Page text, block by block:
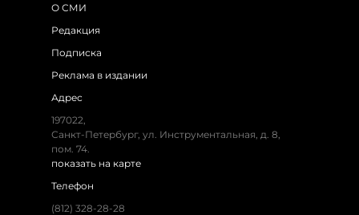
О СМИ
Редакция
Подписка
Реклама в издании
Адрес
197022,
Санкт-Петербург, ул. Инструментальная, д. 8,
пом. 74.
показать на карте
Телефон
(812) 328-28-28